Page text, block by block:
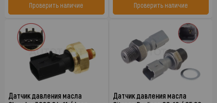
Проверить наличие Проверить наличие
Датчик давления масла
Датчик давления масла